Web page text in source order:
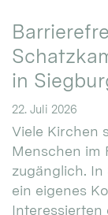
in
22. Juli 2026
Viele Kirchen
Menschen im
zugänglich.
ein eigenes
Interessierten